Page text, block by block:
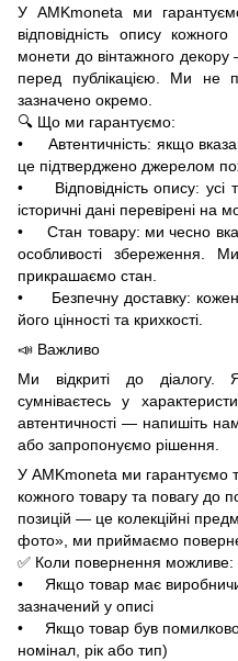
У AMKmoneta ми гарантуємо
відповідність опису
монети до вінтажного
перед публікацією. Ми не
зазначено окремо.
🔍 Що ми гарантуємо:
• Автентичність: якщо
це підтверджено джерелом
• Відповідність опису: усі
історичні дані перевірені на
• Стан товару: ми чесно
особливості збереження.
прикрашаємо стан.
• Безпечну доставку: кожен
його цінності та крихкості.
📣 Важливо
Ми відкриті до діалогу.
сумніваєтесь у
автентичності — напишіть
або запропонуємо рішення.
У AMKmoneta ми гарантуємо
кожного товару та повагу до
позицій — це колекційні
фото», ми приймаємо
✅ Коли повернення можливе:
• Якщо товар має
зазначений у описі
• Якщо товар був помилково
номінал, рік або тип)